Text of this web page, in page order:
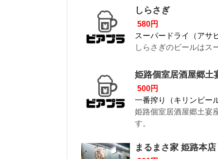
しらさぎ
580円
スーパードライ（アサ
しらさぎのビールはス
姫路個室居酒屋郷土
500円
一番搾り（キリンビー
姫路個室居酒屋郷土宴
す。
まるまさ家 姫路本店